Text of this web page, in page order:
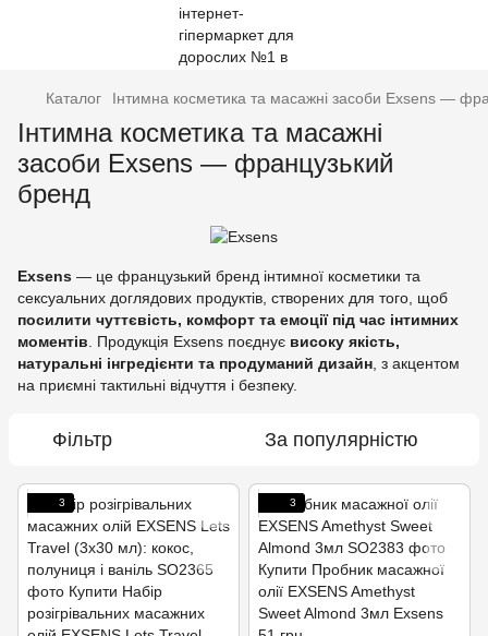
Каталог Інтимна косметика та масажні засоби Exsens —
Інтимна косметика та масажні
засоби Exsens — французький
бренд
Exsens — це французький бренд інтимної косметики та
сексуальних доглядових продуктів, створених для того, щоб
посилити чуттєвість, комфорт та емоції під час інтимних
моментів. Продукція Exsens поєднує високу якість,
натуральні інгредієнти та продуманий дизайн, з акцентом
на приємні тактильні відчуття і безпеку.
Фільтр За популярністю
3 3